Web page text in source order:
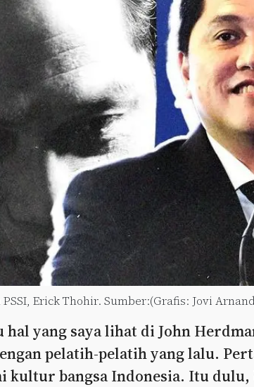
Erick Thohir. Sumber:(Grafis: Jovi
hal yang saya lihat di John
pelatih-pelatih yang lalu.
kultur bangsa Indonesia. Itu dulu,